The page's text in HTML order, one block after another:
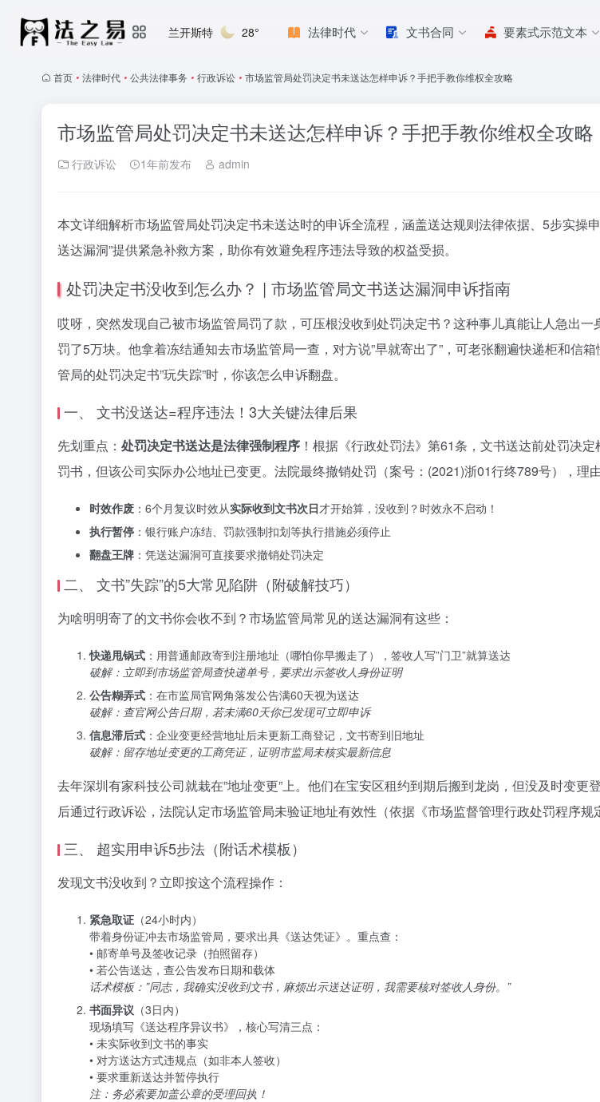
兰开斯特 28° 法律时代 文书合同 要素式示范文本
首页 • 法律时代 • 公共法律事务 • 行政诉讼 • 市场监管局处罚决定书未送达怎样申诉？手把手教你维权全攻略
市场监管局处罚决定书未送达怎样申诉？手把手教你维权全攻略
行政诉讼 1年前发布 admin
本文详细解析市场监管局处罚决定书未送达时的申诉全流程，涵盖送达规则法律依据、5步实操
送达漏洞”提供紧急补救方案，助你有效避免程序违法导致的权益受损。
处罚决定书没收到怎么办？ | 市场监管局文书送达漏洞申诉指南
哎呀，突然发现自己被市场监管局罚了款，可压根没收到处罚决定书？这种事儿真能让人急出
罚了5万块。他拿着冻结通知去市场监管局一查，对方说”早就寄出了”，可老张翻遍快递柜和
管局的处罚决定书”玩失踪”时，你该怎么申诉翻盘。
一、 文书没送达=程序违法！3大关键法律后果
先划重点： 处罚决定书送达是法律强制程序 ！根据《行政处罚法》第61条，文书送达前处罚决
罚书，但该公司实际办公地址已变更。法院最终撤销处罚（案号：(2021)浙01行终789号），理
时效作废 ：6个月复议时效从实际收到文书次日才开始算，没收到？时效永不启动！
执行暂停 ：银行账户冻结、罚款强制扣划等执行措施必须停止
翻盘王牌 ：凭送达漏洞可直接要求撤销处罚决定
二、 文书”失踪”的5大常见陷阱（附破解技巧）
为啥明明寄了的文书你会收不到？市场监管局常见的送达漏洞有这些：
快递甩锅式 ：用普通邮政寄到注册地址（哪怕你早搬走了），签收人写”门卫”就算送达
破解：立即到市场监管局查快递单号，要求出示签收人身份证明
公告糊弄式 ：在市监局官网角落发公告满60天视为送达
破解：查官网公告日期，若未满60天你已发现可立即申诉
信息滞后式 ：企业变更经营地址后未更新工商登记，文书寄到旧地址
破解：留存地址变更的工商凭证，证明市监局未核实最新信息
去年深圳有家科技公司就栽在”地址变更”上。他们在宝安区租约到期后搬到龙岗，但没及时变
后通过行政诉讼，法院认定市场监管局未验证地址有效性（依据《市场监督管理行政处罚程序规
三、 超实用申诉5步法（附话术模板）
发现文书没收到？立即按这个流程操作：
紧急取证 （24小时内）
带着身份证冲去市场监管局，要求出具《送达凭证》。重点查：
• 邮寄单号及签收记录（拍照留存）
• 若公告送达，查公告发布日期和载体
话术模板：”同志，我确实没收到文书，麻烦出示送达证明，我需要核对签收人身份。”
书面异议 （3日内）
现场填写《送达程序异议书》，核心写清三点：
• 未实际收到文书的事实
• 对方送达方式违规点（如非本人签收）
• 要求重新送达并暂停执行
注：务必索要加盖公章的受理回执！